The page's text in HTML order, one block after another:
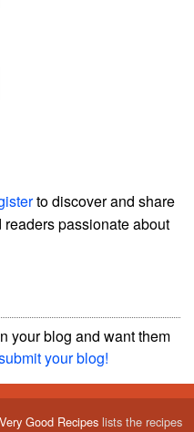
to discover and share
passionate about
your blog and want them
your blog!
Very Good Recipes lists the recipes